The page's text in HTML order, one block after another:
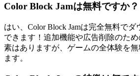
Color Block Jamは無料ですか？
はい、Color Block Jamは完全無料で
できます！追加機能や広告削除のた
素はありますが、ゲームの全体験を
ます。